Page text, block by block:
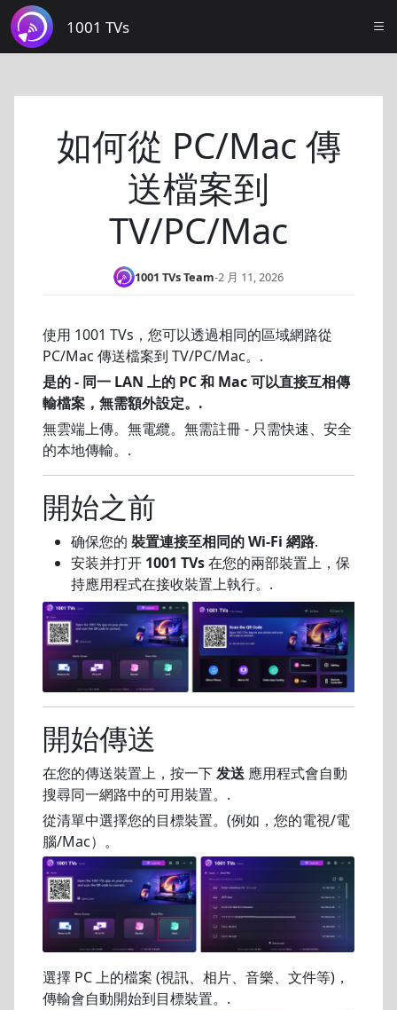
1001 TVs
如何從 PC/Mac 傳
送檔案到
TV/PC/Mac
1001 TVs Team-2 月 11, 2026
使用 1001 TVs，您可以透過相同的區域網路從
PC/Mac 傳送檔案到 TV/PC/Mac。.
是的 - 同一 LAN 上的 PC 和 Mac 可以直接互相傳
輸檔案，無需額外設定。.
無雲端上傳。無電纜。無需註冊 - 只需快速、安全
的本地傳輸。.
開始之前
确保您的 裝置連接至相同的 Wi-Fi 網路.
安装并打开 1001 TVs在您的兩部裝置上，保
持應用程式在接收裝置上執行。.
開始傳送
在您的傳送裝置上，按一下发送 應用程式會自動
搜尋同一網路中的可用裝置。.
從清單中選擇您的目標裝置。(例如，您的電視/電
腦/Mac）。
選擇 PC 上的檔案 (視訊、相片、音樂、文件等)，
傳輸會自動開始到目標裝置。.